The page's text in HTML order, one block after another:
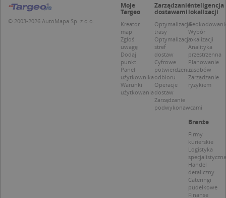
© 2003-2026 AutoMapa Sp. z o.o.
Moje
Targeo
Kreator
map
Zgłoś
uwagę
Dodaj
punkt
Panel
użytkownika
Warunki
użytkowania
Zarządzanie
dostawami
Optymalizacja
trasy
Optymalizacja
stref
dostaw
Cyfrowe
potwierdzenie
odbioru
Operacje
dostaw
Zarządzanie
podwykonawcami
Inteligencja
lokalizacji
Wybór
lokalizacji
Analityka
przestrzenna
Planowanie
zasobów
Zarządzanie
ryzykiem
Branże
Firmy
kurierskie
Logistyka
specjalistyczna
Handel
detaliczny
Cateringi
pudełkowe
Finanse
Niesklasyfikowane
Niezbędne pliki cookie umożliwiają korzystanie z
podstawowych funkcji strony internetowej, takich
jak logowanie użytkownika i zarządzanie kontem.
Bez niezbędnych plików cookie nie można
prawidłowo korzystać ze strony internetowej.
Provider/
Domena
Okres
przechowywania
Sesja
1 rok 1 miesiąc